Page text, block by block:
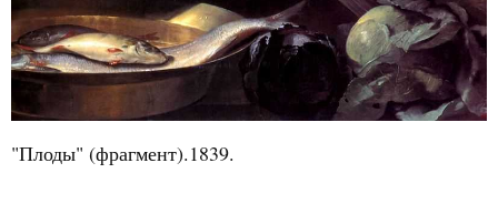
"Плоды" (фрагмент).1839.